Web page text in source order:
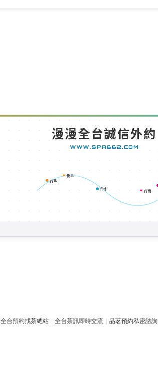
漫漫全台誠信外約
WWW.SPA662.COM
台北
新北
台中 台南
全台預約找茶總站 全台茶訊即時交流 品茗預約私密諮詢